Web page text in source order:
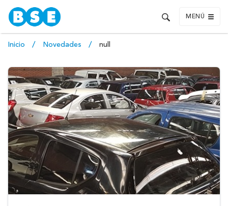
MENÚ
Inicio Novedades null